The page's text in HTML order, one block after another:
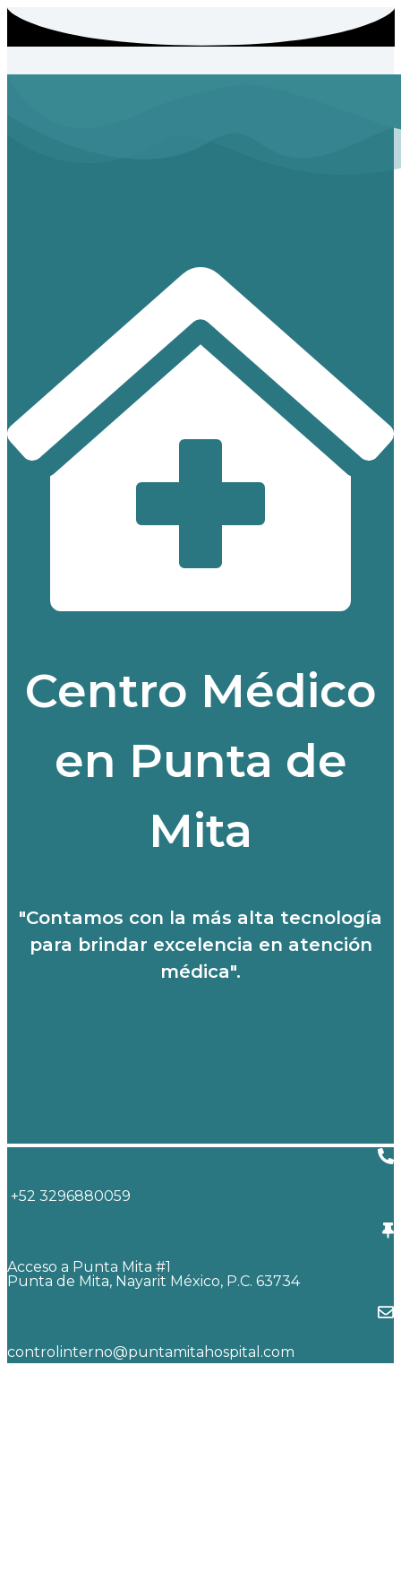
Centro Médico
en Punta de
Mita
"Contamos con la más alta tecnología
para brindar excelencia en atención
médica".
+52 3296880059
Acceso a Punta Mita #1
Punta de Mita, Nayarit México, P.C. 63734
controlinterno@puntamitahospital.com